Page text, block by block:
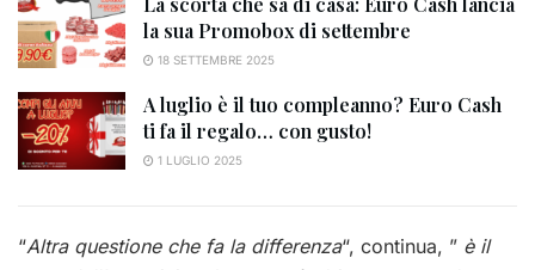
la sua Promobox di settembre
18 SETTEMBRE 2025
A luglio è il tuo compleanno? Euro Cash
ti fa il regalo… con gusto!
1 LUGLIO 2025
“Altra questione che fa la differenza“, continua, ” è il